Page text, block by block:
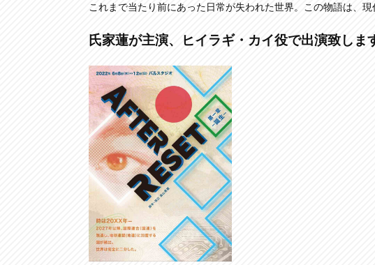
これまで当たり前にあった日常が失われた世界。この物語は、
氏家蓮が主演、ヒイラギ・カイ役で出演致しま